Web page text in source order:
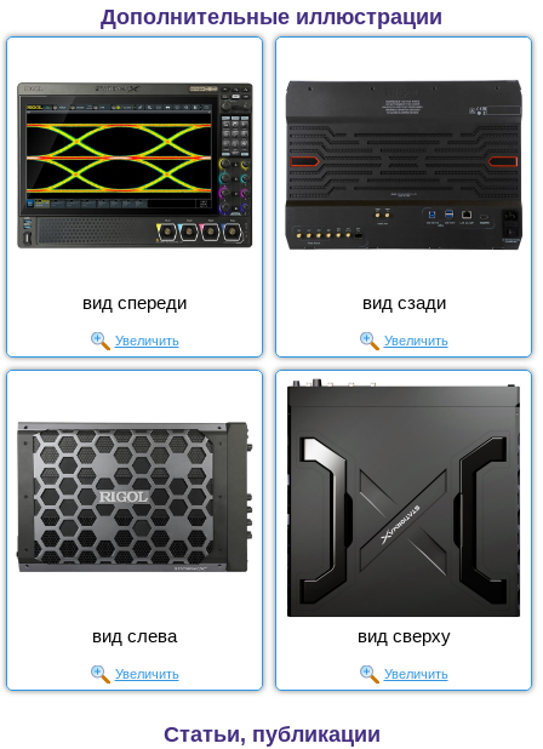
Дополнительные иллюстрации
вид спереди
Увеличить
вид сзади
Увеличить
вид слева
Увеличить
вид сверху
Увеличить
Статьи, публикации